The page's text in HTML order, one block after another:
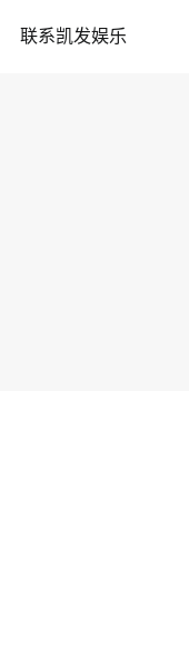
联系凯发娱乐